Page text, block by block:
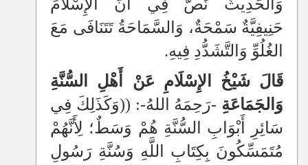
وَالحَدِيثُ نَصٌّ فِي أَنَّ الإِسْلَامَ
حَنِيفِيَّةٌ سَمْحَةٌ، وَالسَّمَاحَةُ تَتَنَافَى مَعَ
الغُلُوِّ وَالتَّشَدُّدِ فِيهِ.
قَالَ شَيْخُ الإِسْلَامِ عَنْ أَهْلِ السُّنَّةِ
وَالجَمَاعَةِ -رَحِمَهُ اللهُ-: ((وَكَذَلِكَ فِي
سَائِرِ أَبْوَابِ السُّنَّةِ هُمْ وَسَطٌ؛ لِأَنَّهُمْ
مُتَمَسِّكُونَ بِكِتَابِ اللَّهِ وَسُنَّةِ رَسُولِ